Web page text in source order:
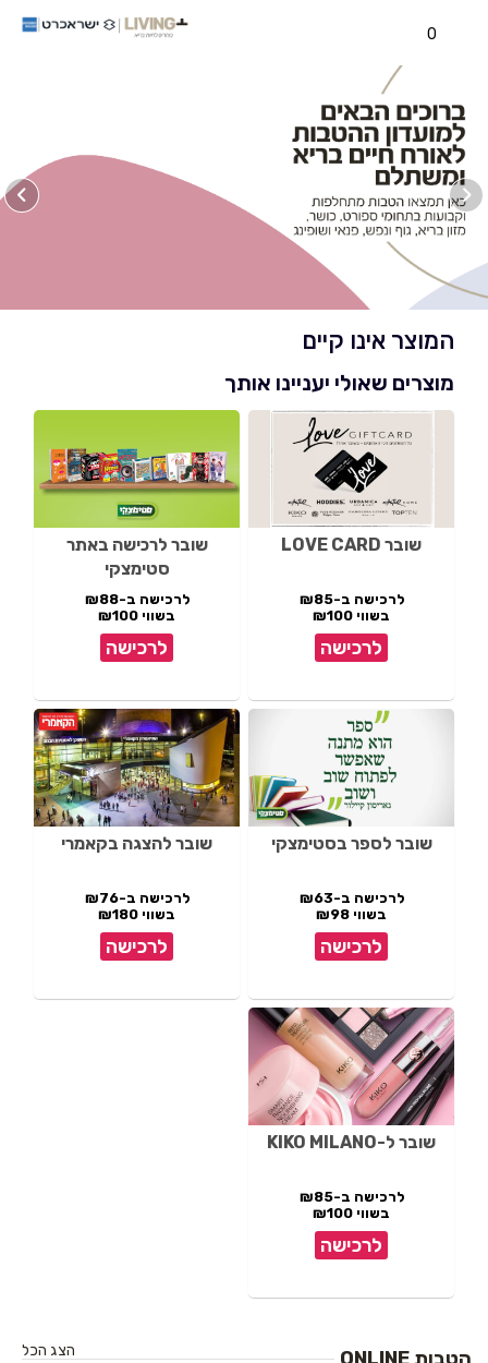
0
המוצר אינו קיים
מוצרים שאולי יעניינו אותך
שובר LOVE CARD
לרכישה ב-₪85
בשווי ₪100
לרכישה
שובר לרכישה באתר
סטימצקי
לרכישה ב-₪88
בשווי ₪100
לרכישה
שובר לספר בסטימצקי
לרכישה ב-₪63
בשווי ₪98
לרכישה
שובר להצגה בקאמרי
לרכישה ב-₪76
בשווי ₪180
לרכישה
שובר ל-KIKO MILANO
לרכישה ב-₪85
בשווי ₪100
לרכישה
הצג הכל